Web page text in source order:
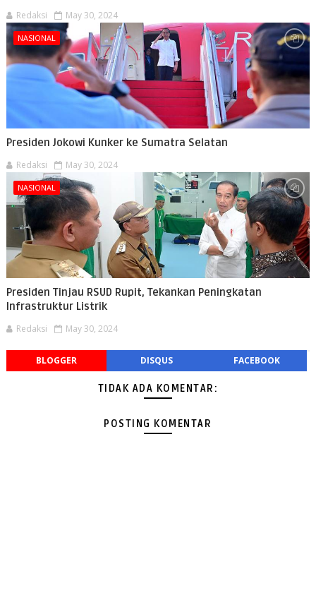
Redaksi May 30, 2024
NASIONAL
Presiden Jokowi Kunker ke Sumatra Selatan
Redaksi May 30, 2024
NASIONAL
Presiden Tinjau RSUD Rupit, Tekankan Peningkatan
Infrastruktur Listrik
Redaksi May 30, 2024
BLOGGER DISQUS FACEBOOK
TIDAK ADA KOMENTAR:
POSTING KOMENTAR